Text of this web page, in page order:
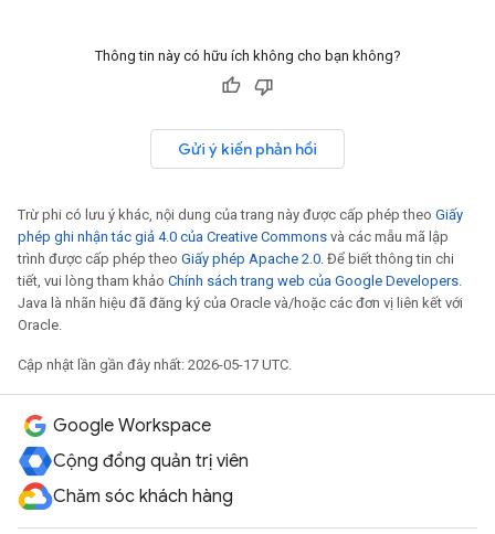
Thông tin này có hữu ích không cho bạn không?
Gửi ý kiến phản hồi
Trừ phi có lưu ý khác, nội dung của trang này được cấp phép theo Giấy
phép ghi nhận tác giả 4.0 của Creative Commons và các mẫu mã lập
trình được cấp phép theo Giấy phép Apache 2.0. Để biết thông tin chi
tiết, vui lòng tham khảo Chính sách trang web của Google Developers.
Java là nhãn hiệu đã đăng ký của Oracle và/hoặc các đơn vị liên kết với
Oracle.
Cập nhật lần gần đây nhất: 2026-05-17 UTC.
Google Workspace
Cộng đồng quản trị viên
Chăm sóc khách hàng